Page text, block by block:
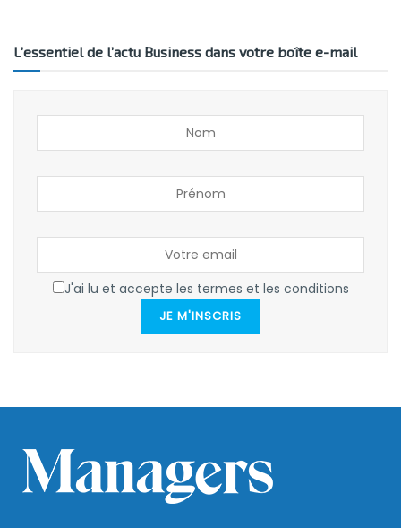
L’essentiel de l’actu Business dans votre boîte e-mail
J'ai lu et accepte les termes et les conditions
JE M'INSCRIS